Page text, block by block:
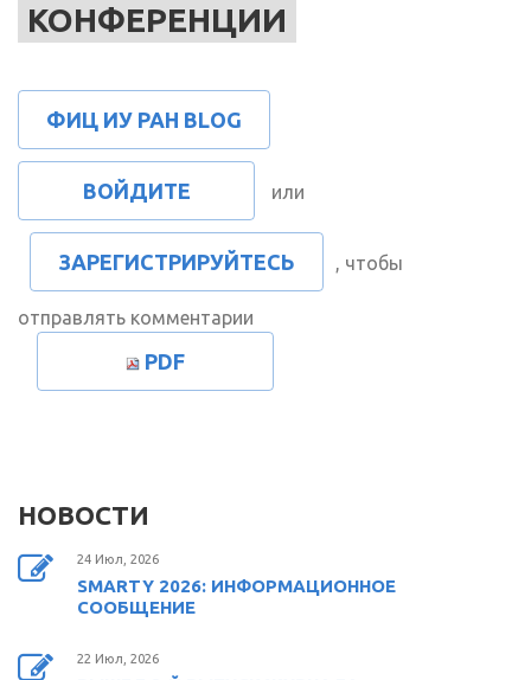
КОНФЕРЕНЦИИ
ФИЦ ИУ РАН BLOG
ВОЙДИТЕ или
ЗАРЕГИСТРИРУЙТЕСЬ , чтобы
отправлять комментарии
PDF
НОВОСТИ
24 Июл, 2026
SMARTY 2026: ИНФОРМАЦИОННОЕ
СООБЩЕНИЕ
22 Июл, 2026